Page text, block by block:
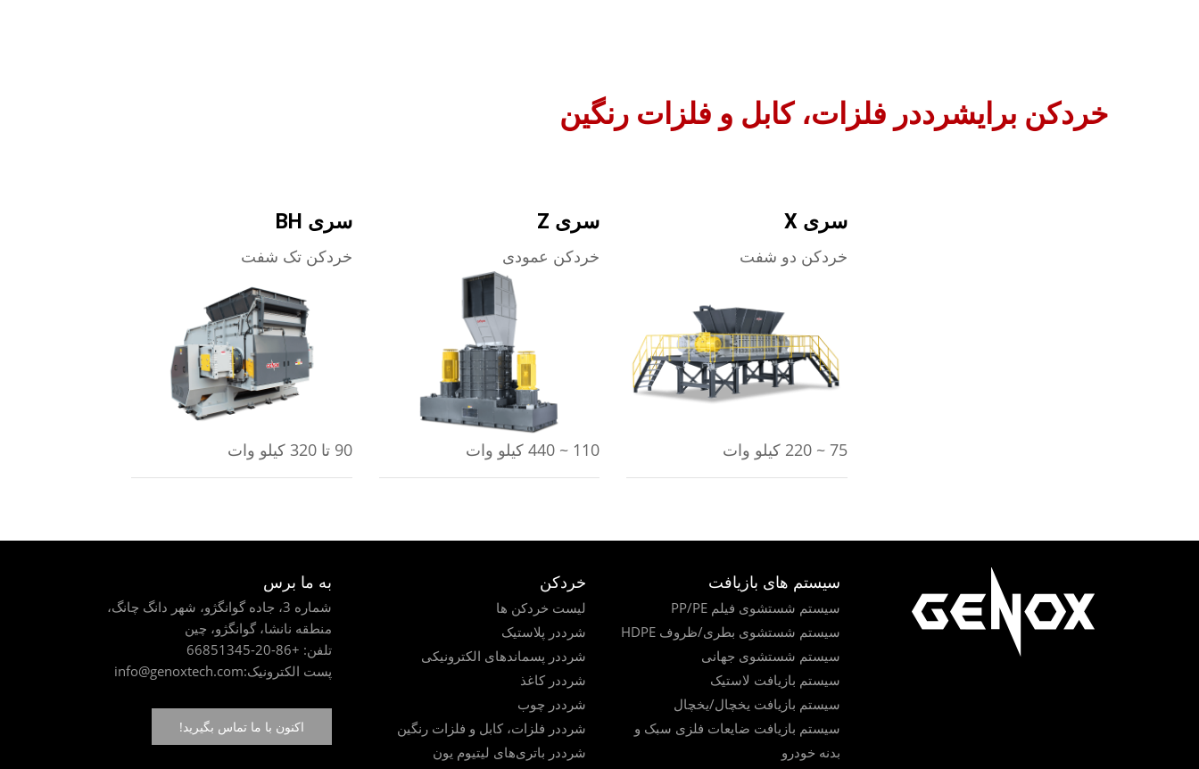
خردکن برایشرددر فلزات، کابل و فلزات رنگین
سری BH
خردکن تک شفت
بیشتر بدانید
90 تا 320 کیلو وات
سری Z
خردکن عمودی
بیشتر بدانید
110 ~ 440 کیلو وات
سری X
خردکن دو شفت
بیشتر بدانید
75 ~ 220 کیلو وات
سیستم های بازیافت
سیستم شستشوی فیلم PP/PE
سیستم شستشوی بطری/ظروف HDPE
سیستم شستشوی جهانی
سیستم بازیافت لاستیک
سیستم بازیافت یخچال/یخچال
سیستم بازیافت ضایعات فلزی سبک و
بدنه خودرو
خردکن
لیست خردکن ها
شرددر پلاستیک
شرددر پسماندهای الکترونیکی
شرددر کاغذ
شرددر چوب
شرددر فلزات، کابل و فلزات رنگین
شرددر باتری‌های لیتیوم یون
به ما برس
شماره 3، جاده گوانگژو، شهر دانگ چانگ،
منطقه نانشا، گوانگژو، چین
تلفن: +86-20-66851345
پست الکترونیک:info@genoxtech.com
اکنون با ما تماس بگیرید!